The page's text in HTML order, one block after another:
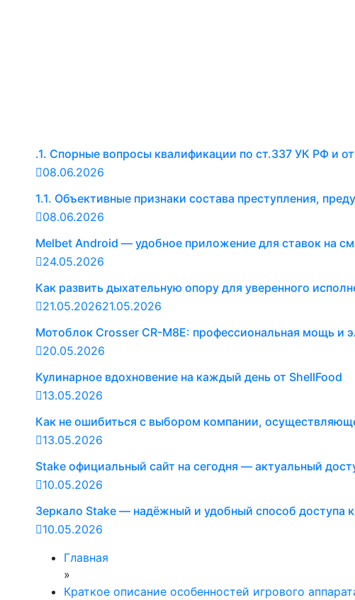
.1. Спорные вопросы квалификации по ст.337 УК РФ и
08.06.2026
1.1. Объективные признаки состава преступления,
08.06.2026
Melbet Android — удобное приложение для ставок на
24.05.2026
Как развить дыхательную опору для уверенного
21.05.202621.05.2026
Мотоблок Crosser CR-M8E: профессиональная мощь и
20.05.2026
Кулинарное вдохновение на каждый день от ShellFood
13.05.2026
Как не ошибиться с выбором компании,
13.05.2026
Stake официальный сайт на сегодня — актуальный
10.05.2026
Зеркало Stake — надёжный и удобный способ доступа
10.05.2026
Главная
»
Краткое описание особенностей игрового